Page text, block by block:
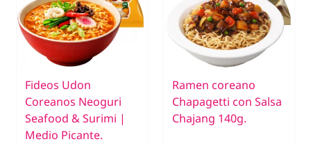
Fideos Udon
Coreanos Neoguri
Seafood & Surimi |
Medio Picante.
Ramen coreano
Chapagetti con Salsa
Chajang 140g.